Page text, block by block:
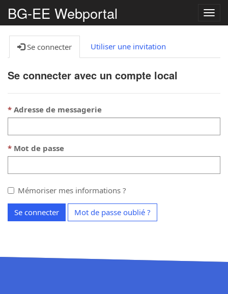
BG-EE Webportal
la
Se connecter
Utiliser une invitation
Se connecter avec un compte local
Adresse de messagerie
Mot de passe
Mémoriser mes informations ?
Se connecter Mot de passe oublié ?